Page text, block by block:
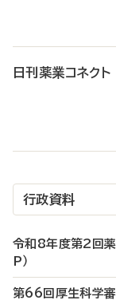
日刊薬業コネク
行政資料
令和8年度第2回薬
P）
第66回厚生科学審